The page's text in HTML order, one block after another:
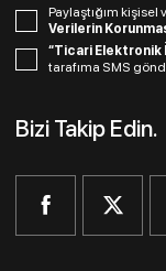
Paylaştığım
Verilerin
“Ticari Elektronik
tarafıma SMS
Bizi Takip Edin.